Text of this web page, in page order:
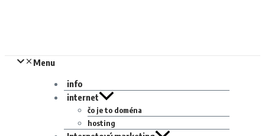
Menu
info
internet
čo je to doména
hosting